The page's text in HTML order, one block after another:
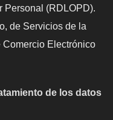
Personal (RDLOPD).
de Servicios de la
Comercio Electrónico
de los datos